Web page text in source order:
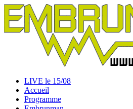
LIVE le 15/08
Accueil
Programme